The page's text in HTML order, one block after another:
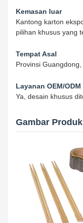
Kemasan luar
Kantong karton
pilihan khusus yang
Tempat Asal
Provinsi Guangdong,
Layanan OEM/ODM
Ya, desain khusus
Gambar Produk